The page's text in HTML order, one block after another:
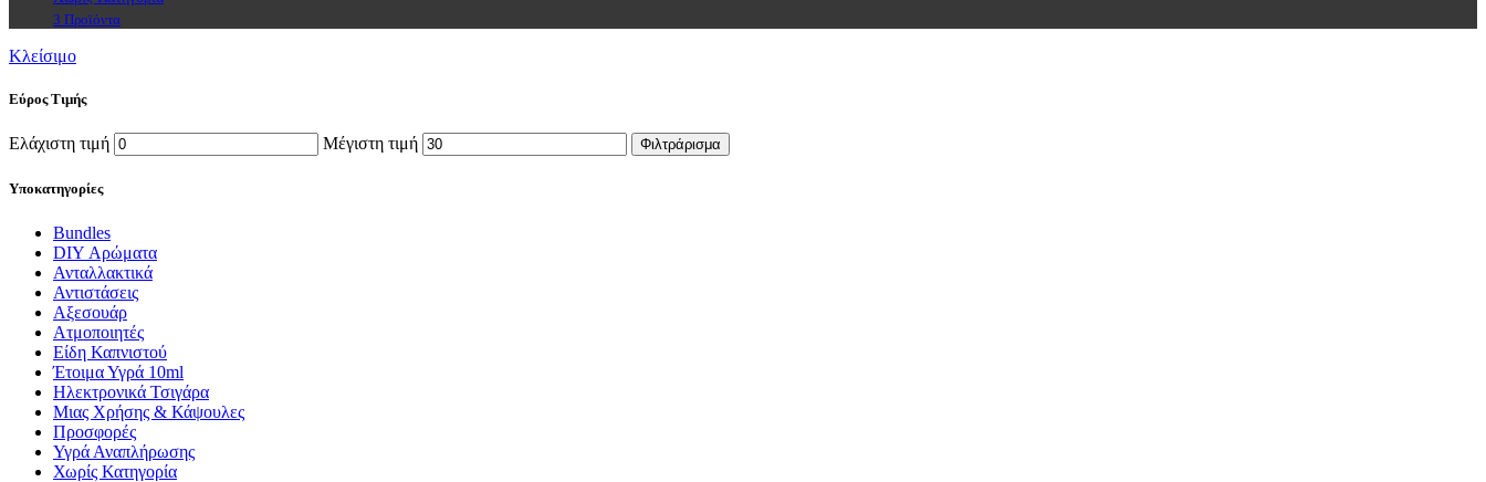
3 Προϊόντα
Κλείσιμο
Εύρος Τιμής
Ελάχιστη τιμή Μέγιστη τιμή Φιλτράρισμα
Υποκατηγορίες
Bundles
DIY Αρώματα
Ανταλλακτικά
Αντιστάσεις
Αξεσουάρ
Ατμοποιητές
Είδη Καπνιστού
Έτοιμα Υγρά 10ml
Ηλεκτρονικά Τσιγάρα
Μιας Χρήσης & Κάψουλες
Προσφορές
Υγρά Αναπλήρωσης
Χωρίς Κατηγορία